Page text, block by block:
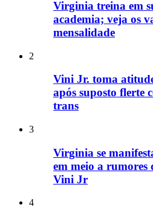
Virginia treina em
academia; veja os
mensalidade
2
Vini Jr. toma
após suposto flerte
trans
3
Virginia se
em meio a rumores
Vini Jr
4